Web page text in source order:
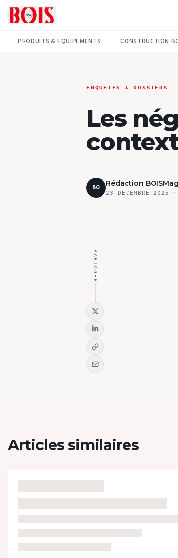
PRODUITS & EQUIPEMENTS CONSTRUCTION
ENQUÊTES & DOSSIERS
Les
BO Rédaction BOISMag
23 DÉCEMBRE 2025 ·
PARTAGER
Articles similaires